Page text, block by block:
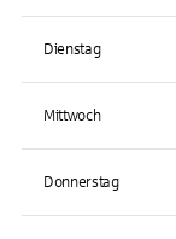
Dienstag
Mittwoch
Donnerstag